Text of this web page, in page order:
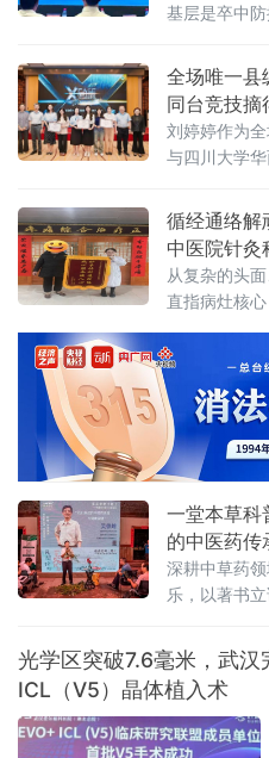
守治疗，效
基层是卒中
幕，邵东市
减残工程"健
位受邀作经
域多部门联
康委百万减
全场唯一县
同台竞技摘
刘婷婷作为
与四川大学
知名三甲医
获区域赛一
赛事聚焦帕
床诊疗思维
循经通络解
中医院针灸
从复杂的头
直指病灶核
一堂本草科
的中医药传
深耕中草药
乐，以著书
的芬芳飘向千
光学区突破7.6毫米，武汉
ICL（V5）晶体植入术